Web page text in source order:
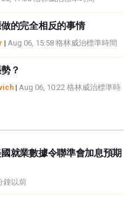
的完全相反的事情
| Aug 06, 15:58 格林威治標準時間
？
| Aug 06, 10:22 格林威治標準時
就業數據令聯準會加息預期
鐘以前